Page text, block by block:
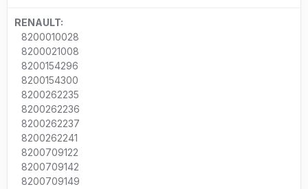
RENAULT:
8200010028
8200021008
8200154296
8200154300
8200262235
8200262236
8200262237
8200262241
8200709122
8200709142
8200709149